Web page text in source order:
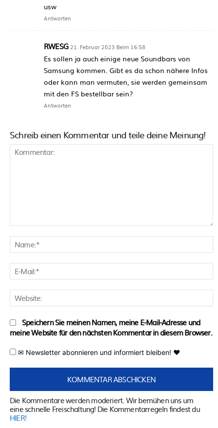
usw
Antworten
RWESG 21. Februar 2023 Beim 16:58
Es sollen ja auch einige neue Soundbars von
Samsung kommen. Gibt es da schon nähere Infos
oder kann man vermuten, sie werden gemeinsam
mit den FS bestellbar sein?
Antworten
Schreib einen Kommentar und teile deine Meinung!
Speichern Sie meinen Namen, meine E-Mail-Adresse und
meine Website für den nächsten Kommentar in diesem Browser.
✉ Newsletter abonnieren und informiert bleiben! ♥
Die Kommentare werden moderiert. Wir bemühen uns um
eine schnelle Freischaltung! Die Kommentarregeln findest du
HIER!